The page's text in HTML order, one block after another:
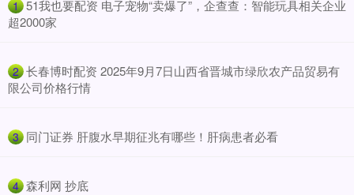
1 ​51我也要配资 电子宠物“卖爆了”，企查查：智能玩具相关企业
超2000家
2 ​长春博时配资 2025年9月7日山西省晋城市绿欣农产品贸易有
限公司价格行情
3 ​同门证券 肝腹水早期征兆有哪些！肝病患者必看
4 ​森利网 抄底